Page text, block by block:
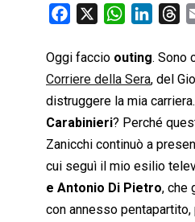
c
e
b
o
o
k
W
a
t
s
A
p
p
n
k
e
d
n
r
e
a
d
s
Oggi faccio outing. Sono
Corriere della Sera, del
distruggere la mia
Carabinieri? Perché
Zanicchi continuò a
cui seguì il mio esilio
e Antonio Di Pietro, che
con annesso